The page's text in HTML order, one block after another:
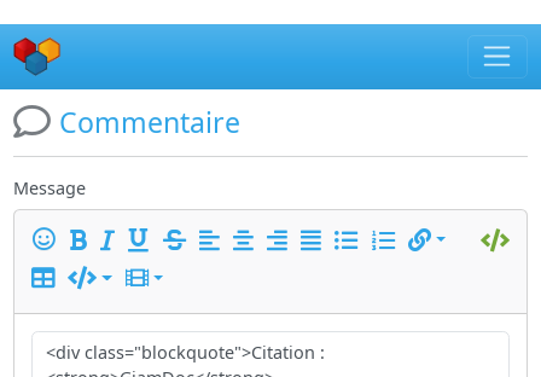
Commentaire
Message